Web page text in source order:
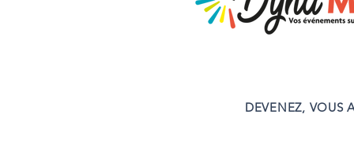
DEVENEZ, VOUS